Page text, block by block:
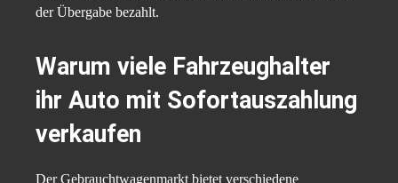
der Übergabe bezahlt.
Warum viele Fahrzeughalter
ihr Auto mit Sofortauszahlung
verkaufen
Der Gebrauchtwagenmarkt bietet verschiedene